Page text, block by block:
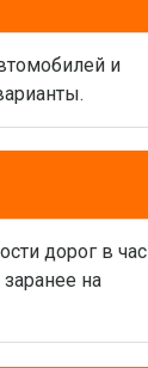
и
дорог в час
на